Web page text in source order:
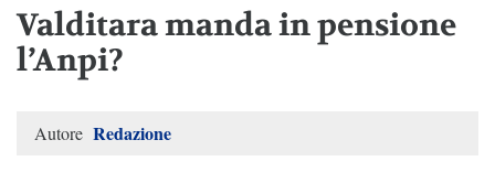
Valditara manda in pensione
l’Anpi?
Autore Redazione